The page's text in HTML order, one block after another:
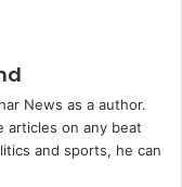
News as a author.
articles on any beat
and sports, he can